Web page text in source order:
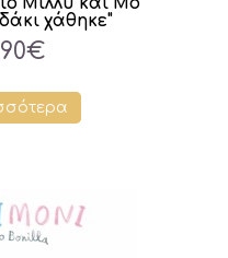
Μίλλυ και Μο
χάθηκε"